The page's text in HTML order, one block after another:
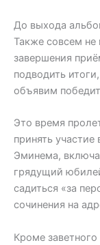
До выхода
Также совсем не
завершения
подводить
объявим
Это время
принять
Эминема,
грядущий
садиться «за
сочинения на
Кроме заветного